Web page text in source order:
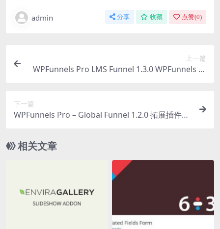
admin 分享 收藏 点赞(0)
上一篇
WPFunnels Pro LMS Funnel 1.3.0 WPFunnels 专
下一篇
WPFunnels Pro – Global Funnel 1.2.0 拓展插件下
相关文章